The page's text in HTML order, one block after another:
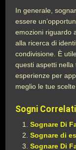
In generale,
essere
emozioni riguardo
alla ricerca di
condivisione. È
questi aspetti
esperienze per
meglio le tue
Sogni
Sognare Di
Sognare di
Sognare Di